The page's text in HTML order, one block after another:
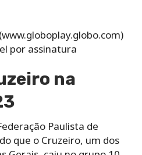
por assinatura
na
Paulista de
que o Cruzeiro, um dos